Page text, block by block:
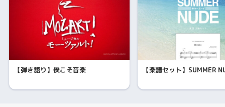
【弾き語り】僕こそ音楽 【楽譜セット】SUMMER